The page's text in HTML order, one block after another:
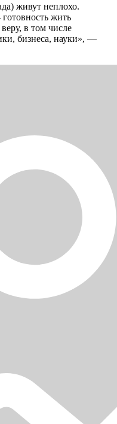
живут неплохо.
жить
в том числе
бизнеса, науки», —